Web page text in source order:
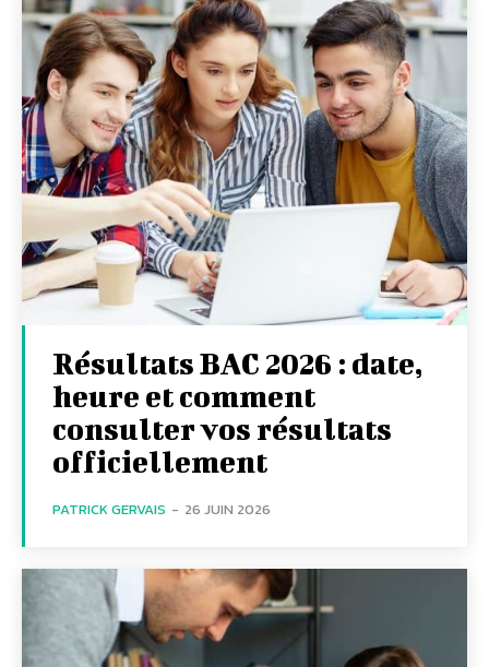
Résultats BAC 2026 : date,
heure et comment
consulter vos résultats
officiellement
PATRICK GERVAIS - 26 JUIN 2026